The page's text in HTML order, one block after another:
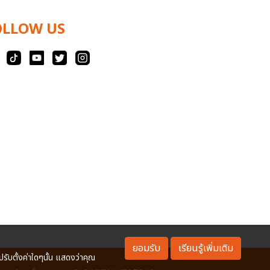
US
รับตั้งค่าใดๆนั้น แสดงว่าคุณ
ยอมรับ เรียนรู้เพิ่มเติม